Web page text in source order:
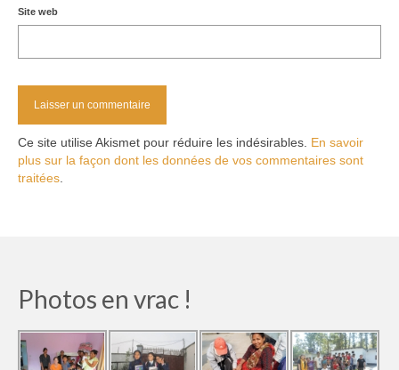
Site web
Ce site utilise Akismet pour réduire les indésirables. En savoir
plus sur la façon dont les données de vos commentaires sont
traitées
Photos en vrac !